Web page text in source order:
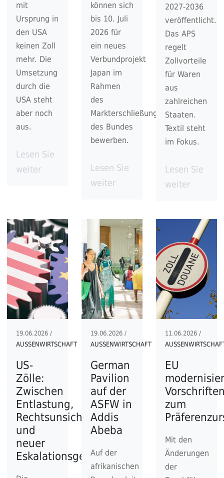
mit
Ursprung in
den USA
keinen Zoll
mehr. Die
Umsetzung
durch die
USA steht
aber noch
aus.
Lesen Sie
weiter
können sich
bis 10. Juli
2026 für
ein neues
Verbundprojekt
Japan im
Rahmen
des
Markterschließungsprogramms
des Bundes
bewerben.
Lesen Sie
weiter
2027-2036
veröffentlicht.
Das APS
regelt
Zollvorteile
für Waren
aus
zahlreichen
Staaten.
Textil steht
im Fokus.
Lesen Sie
weiter
19.06.2026 /
AUSSENWIRTSCHAFT
US-
Zölle:
Zwischen
Entlastung,
Rechtsunsicherheit
und
neuer
Eskalationsgefahr
19.06.2026 /
AUSSENWIRTSCHAFT
German
Pavilion
auf der
ASFW in
Addis
Abeba
Auf der
afrikanischen
11.06.2026 /
EU
zum
Mit den
Änderungen
der